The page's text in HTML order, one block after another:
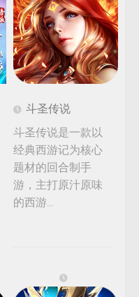
斗圣传说
斗圣传说是一款以
经典西游记为核心
题材的回合制手
游，主打原汁原味
的西游...